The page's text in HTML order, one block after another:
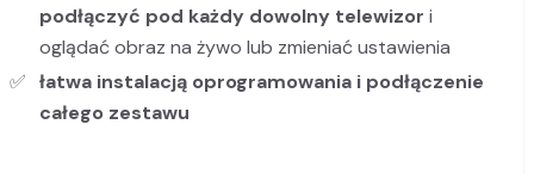
podłączyć pod każdy dowolny telewizor i
oglądać obraz na żywo lub zmieniać ustawienia
łatwa instalacją oprogramowania i podłączenie
całego zestawu